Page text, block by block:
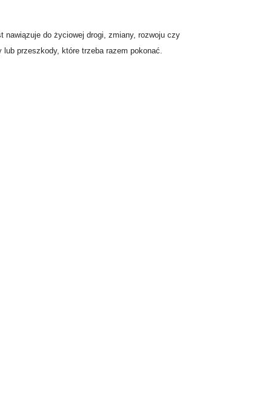
do życiowej drogi, zmiany, rozwoju czy
przeszkody, które trzeba razem pokonać.